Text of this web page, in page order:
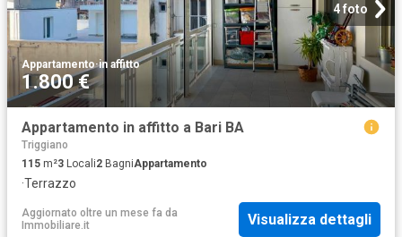
4 foto
Appartamento·in affitto
1.800 €
Appartamento in affitto a Bari BA
Triggiano
115 m²3 Locali2 BagniAppartamento
·Terrazzo
Aggiornato oltre un mese fa da
Immobiliare.it
Visualizza dettagli